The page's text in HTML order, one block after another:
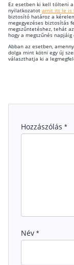
Ez esetben ki kell tölteni
nyilatkozatot amit itt le is
biztosító határoz a
megegyezéses biztosítás
megszűntetéshez, tehát
hogy a megszűnés
Abban az esetben,
dolga mint kötni egy új
választhatja ki a
Hozzászólás *
Név *